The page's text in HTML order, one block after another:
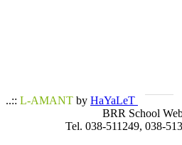
..:: L-AMANT by HaYaLeT
BRR School
Tel. 038-511249, 038-